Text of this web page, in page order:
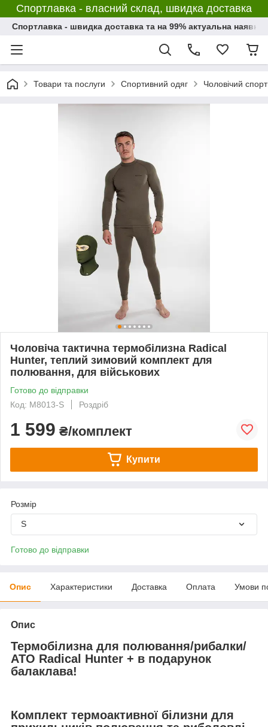
Спортлавка - власний склад, швидка доставка
Спортлавка - швидка доставка та на 99% актуальна
Товари та послуги Спортивний одяг Чоловічий
Чоловіча тактична термобілизна Radical
Hunter, теплий зимовий комплект для
полювання, для військових
Готово до відправки
Код: M8013-S
Роздріб
1 599 ₴/комплект
Купити
Розмір
S
Готово до відправки
Опис Характеристики Доставка Оплата Умови
Опис
Термобілизна для полювання/рибалки/
АТО Radical Hunter + в подарунок
балаклава!
Комплект термоактивної білизни для